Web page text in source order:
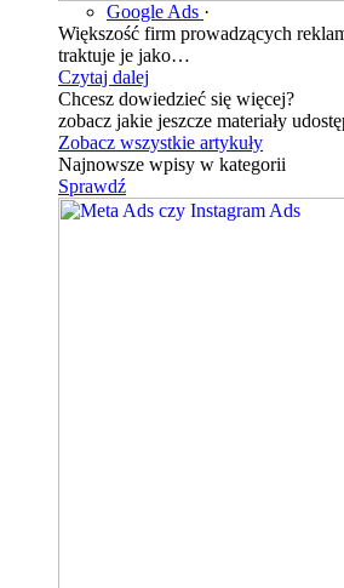
Google Ads ·
Większość firm prowadzących
traktuje je jako…
Czytaj dalej
Chcesz dowiedzieć się więcej?
zobacz jakie jeszcze materiały
Zobacz wszystkie artykuły
Najnowsze wpisy w kategorii
Sprawdź